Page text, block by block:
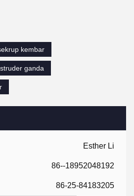
Esther Li
86--18952048192
86-25-84183205
kembar
ganda